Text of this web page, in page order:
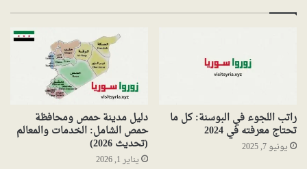
راتب اللجوء في البوسنة: كل ما
تحتاج معرفته في 2024
يونيو 7, 2025
دليل مدينة حمص ومحافظة
حمص الشامل: الخدمات والمعالم
(تحديث 2026)
يناير 1, 2026